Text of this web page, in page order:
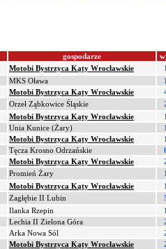
gospodarze
Motobi Bystrzyca Kąty Wrocławskie
MKS Oława
Motobi Bystrzyca Kąty Wrocławskie
Orzeł Ząbkowice Śląskie
Motobi Bystrzyca Kąty Wrocławskie
Unia Kunice (Żary)
Motobi Bystrzyca Kąty Wrocławskie
Tęcza Krosno Odrzańskie
Motobi Bystrzyca Kąty Wrocławskie
Promień Żary
Motobi Bystrzyca Kąty Wrocławskie
Zagłębie II Lubin
Ilanka Rzepin
Lechia II Zielona Góra
Arka Nowa Sól
Motobi Bystrzyca Kąty Wrocławskie